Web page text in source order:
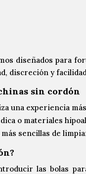
diseñados para
discreción y
sin cordón
una experiencia
o materiales
sencillas de
las bolas